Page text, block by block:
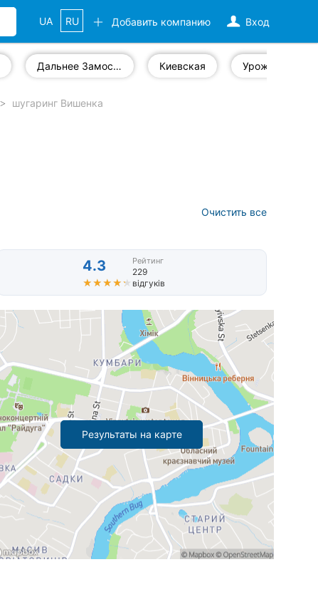
Вход
Добавить компанию
UA RU
Дальнее Замостье Киевская Урожай
шугаринг Вишенка
Очистить все
4.3
★★★★★
★★★★★
Рейтинг
229
відгуків
Результаты на карте